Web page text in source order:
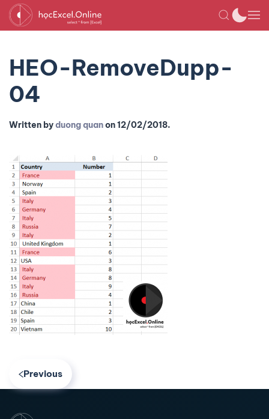
HEO-RemoveDupp-
04
Written byduong quanon12/02/2018.
Previous